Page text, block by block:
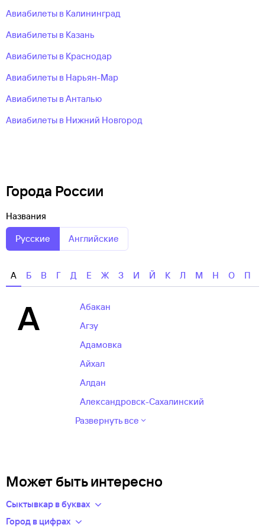
Авиабилеты в Калининград
Авиабилеты в Казань
Авиабилеты в Краснодар
Авиабилеты в Нарьян-Мар
Авиабилеты в Анталью
Авиабилеты в Нижний Новгород
Города России
Названия
Русские
Английские
А Б В Г Д Е Ж З И Й К Л М Н О П
А
Абакан
Агзу
Адамовка
Айхал
Алдан
Александровск-Сахалинский
Развернуть все
Может быть интересно
Сыктывкар в буквах
Цена авиабилета в Сыктывкар из Москвы
Город в цифрах